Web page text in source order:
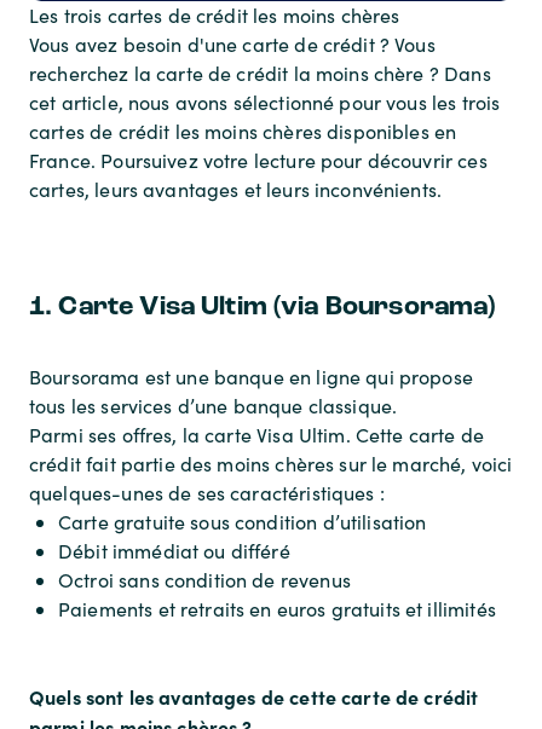
Les trois cartes de crédit les moins chères
Vous avez besoin d'une carte de crédit ? Vous
recherchez la carte de crédit la moins chère ? Dans
cet article, nous avons sélectionné pour vous les trois
cartes de crédit les moins chères disponibles en
France. Poursuivez votre lecture pour découvrir ces
cartes, leurs avantages et leurs inconvénients.
1. Carte Visa Ultim (via Boursorama)
Boursorama est une banque en ligne qui propose
tous les services d’une banque classique.
Parmi ses offres, la carte Visa Ultim. Cette carte de
crédit fait partie des moins chères sur le marché, voici
quelques-unes de ses caractéristiques :
Carte gratuite sous condition d’utilisation
Débit immédiat ou différé
Octroi sans condition de revenus
Paiements et retraits en euros gratuits et illimités
Quels sont les avantages de cette carte de crédit